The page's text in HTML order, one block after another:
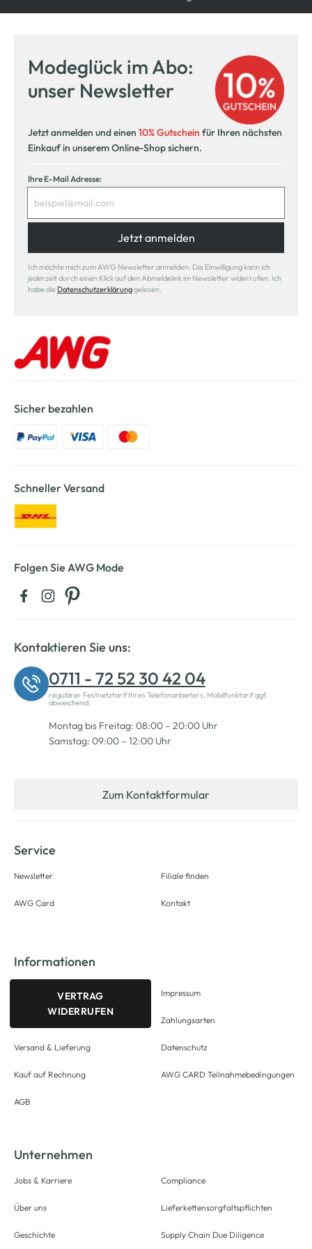
Modeglück im Abo:
unser Newsletter
Jetzt anmelden und einen 10% Gutschein für Ihren nächsten
Einkauf in unserem Online-Shop sichern.
Ihre E-Mail Adresse:
Jetzt anmelden
Ich möchte mich zum AWG Newsletter anmelden. Die Einwilligung kann ich
jederzeit durch einen Klick auf den Abmeldelink im Newsletter widerrufen. Ich
habe die Datenschutzerklärunggelesen.
Sicher bezahlen
Schneller Versand
Folgen Sie AWG Mode
Kontaktieren Sie uns:
0711 - 72 52 30 42 04
regulärer Festnetztarif Ihres Telefonanbieters, Mobilfunktarif ggf.
abweichend.
Montag bis Freitag: 08:00 – 20:00 Uhr
Samstag: 09:00 – 12:00 Uhr
Zum Kontaktformular
Service
Newsletter
AWG Card
Filiale finden
Kontakt
Informationen
VERTRAG
WIDERRUFEN
Versand & Lieferung
Kauf auf Rechnung
AGB
Impressum
Zahlungsarten
Datenschutz
AWG CARD Teilnahmebedingungen
Unternehmen
Jobs & Karriere
Über uns
Geschichte
Compliance
Lieferkettensorgfaltspflichten
Supply Chain Due Diligence